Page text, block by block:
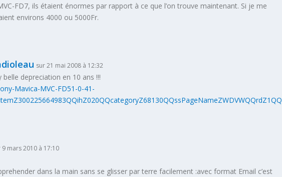
FD7, ils étaient énormes par rapport à ce que l’on trouve maintenant. Si je me
environs 4000 ou 5000Fr.
sur 21 mai 2008 à 12:32
belle depreciation en 10 ans !!!
Mavica-MVC-FD51-0-41-
9 mars 2010 à 17:10
dans la main sans se glisser par terre facilement :avec format Email c’est